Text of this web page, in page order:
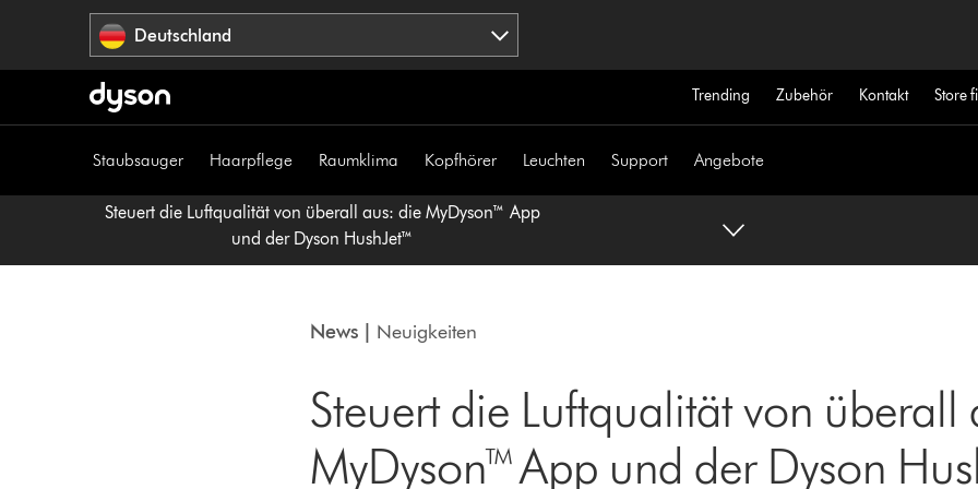
Deutschland
Trending Zubehör Kontakt Store
Staubsauger Haarpflege Raumklima Kopfhörer Leuchten Support Angebote
Steuert die Luftqualität von überall aus: die MyDyson™ App
und der Dyson HushJet™
News | Neuigkeiten
Steuert die Luftqualität von überall
MyDyson™ App und der Dyson